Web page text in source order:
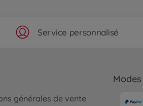
Service personnalisé
générales de vente